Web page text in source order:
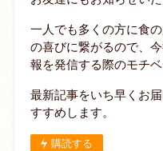
一人でも多くの方に食
の喜びに繋がるので、
報を発信する際のモチ
最新記事をいち早くお
すすめします。
購読する